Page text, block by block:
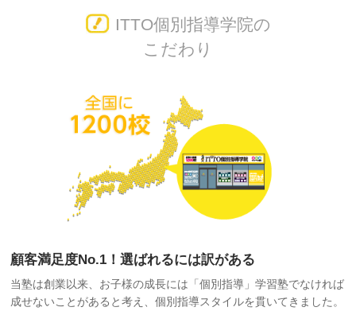
ITTO個別指導学院の
こだわり
顧客満足度No.1！選ばれるには訳がある
当塾は創業以来、お子様の成長には「個別指導」学習塾でなければ
成せないことがあると考え、個別指導スタイルを貫いてきました。